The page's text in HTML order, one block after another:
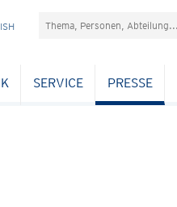
Suchefeld
SERVICE PRESSE